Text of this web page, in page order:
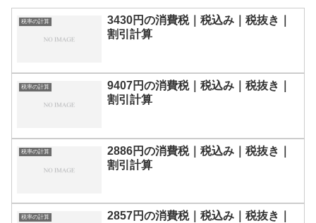
税率の計算
3430円の消費税｜税込み｜税抜き｜
割引計算
税率の計算
9407円の消費税｜税込み｜税抜き｜
割引計算
税率の計算
2886円の消費税｜税込み｜税抜き｜
割引計算
税率の計算
2857円の消費税｜税込み｜税抜き｜